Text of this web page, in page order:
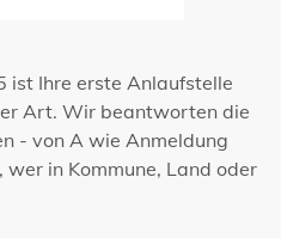
ist Ihre erste Anlaufstelle
Art. Wir beantworten die
- von A wie Anmeldung
wer in Kommune, Land oder